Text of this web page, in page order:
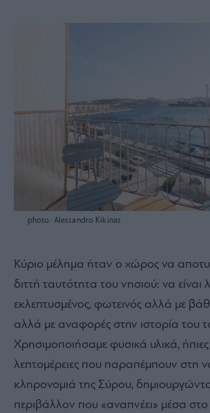
photo: Alessandro Kikinas
Κύριο μέλημα ήταν ο χώρος να
διττή ταυτότητα του νησιού: να είναι
εκλεπτυσμένος, φωτεινός αλλά με
αλλά με αναφορές στην ιστορία του
Χρησιμοποιήσαμε φυσικά υλικά,
λεπτομέρειες που παραπέμπουν στη
κληρονομιά της Σύρου,
περιβάλλον που «αναπνέει» μέσα